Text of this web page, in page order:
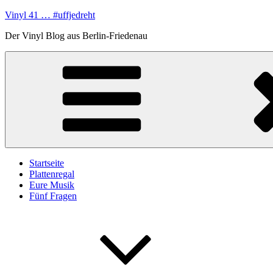
Zum
springen
Vinyl 41 … #uffjedreht
Der Vinyl Blog aus Berlin-Friedenau
Startseite
Plattenregal
Eure Musik
Fünf Fragen